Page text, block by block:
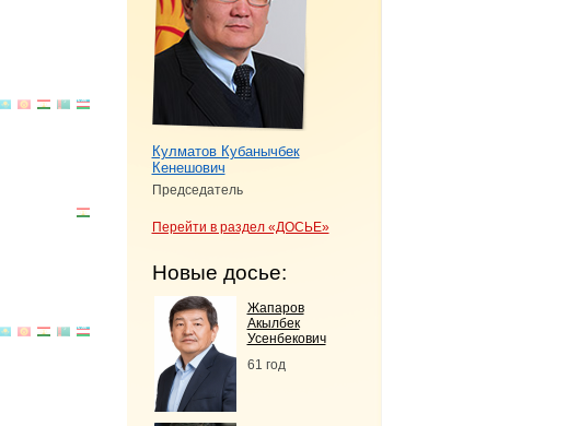
Кулматов Кубанычбек
Кенешович
Председатель
Перейти в раздел «ДОСЬЕ»
Новые досье:
Жапаров
Акылбек
Усенбекович
61 год